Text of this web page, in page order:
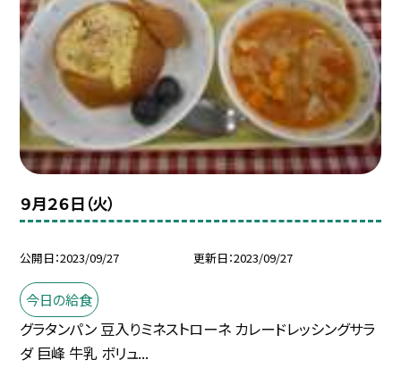
９月２６日（火）
公開日 2023/09/27 更新日 2023/09/27
今日の給食
グラタンパン 豆入りミネストローネ カレードレッシングサラ
ダ 巨峰 牛乳 ボリュ...